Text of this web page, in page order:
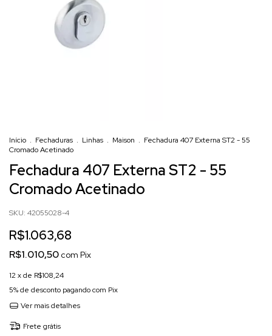
Início . Fechaduras . Linhas . Maison . Fechadura 407 Externa ST2 - 55
Cromado Acetinado
Fechadura 407 Externa ST2 - 55
Cromado Acetinado
SKU: 42055028-4
R$1.063,68
R$1.010,50 com Pix
12 x de R$108,24
5% de desconto pagando com Pix
Ver mais detalhes
Frete grátis